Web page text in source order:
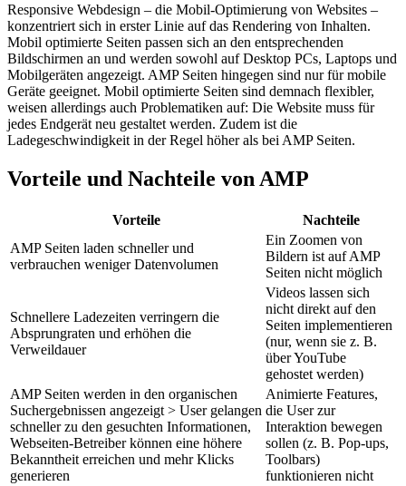
Responsive Webdesign – die Mobil-Optimierung von Websites –
konzentriert sich in erster Linie auf das Rendering von Inhalten.
Mobil optimierte Seiten passen sich an den entsprechenden
Bildschirmen an und werden sowohl auf Desktop PCs, Laptops und
Mobilgeräten angezeigt. AMP Seiten hingegen sind nur für mobile
Geräte geeignet. Mobil optimierte Seiten sind demnach flexibler,
weisen allerdings auch Problematiken auf: Die Website muss für
jedes Endgerät neu gestaltet werden. Zudem ist die
Ladegeschwindigkeit in der Regel höher als bei AMP Seiten.
Vorteile und Nachteile von AMP
Vorteile
Nachteile
AMP Seiten laden schneller und
verbrauchen weniger Datenvolumen
Ein Zoomen von
Bildern ist auf AMP
Seiten nicht möglich
Schnellere Ladezeiten verringern die
Absprungraten und erhöhen die
Verweildauer
Videos lassen sich
nicht direkt auf den
Seiten implementieren
(nur, wenn sie z. B.
über YouTube
gehostet werden)
AMP Seiten werden in den organischen
Suchergebnissen angezeigt > User gelangen
schneller zu den gesuchten Informationen,
Webseiten-Betreiber können eine höhere
Bekanntheit erreichen und mehr Klicks
generieren
Animierte Features,
die User zur
Interaktion bewegen
sollen (z. B. Pop-ups,
Toolbars)
funktionieren nicht